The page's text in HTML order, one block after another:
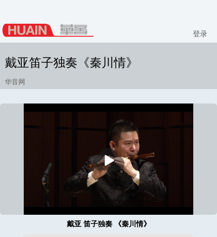
登录
戴亚笛子独奏《秦川情》
华音网
播
放
戴亚 笛子独奏 《秦川情》